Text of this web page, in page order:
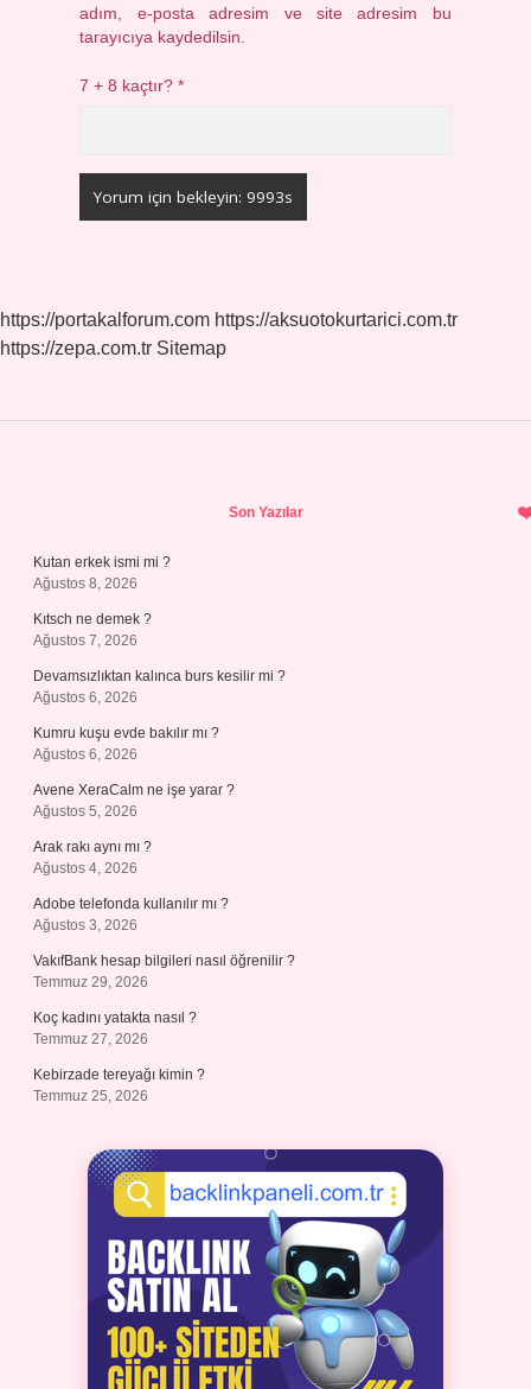
adım, e-posta adresim ve site adresim bu
tarayıcıya kaydedilsin.
7 + 8 kaçtır?*
https://portakalforum.com https://aksuotokurtarici.com.tr
https://zepa.com.tr Sitemap
Son Yazılar
Kutan erkek ismi mi ?
Ağustos 8, 2026
Kıtsch ne demek ?
Ağustos 7, 2026
Devamsızlıktan kalınca burs kesilir mi ?
Ağustos 6, 2026
Kumru kuşu evde bakılır mı ?
Ağustos 6, 2026
Avene XeraCalm ne işe yarar ?
Ağustos 5, 2026
Arak rakı aynı mı ?
Ağustos 4, 2026
Adobe telefonda kullanılır mı ?
Ağustos 3, 2026
VakıfBank hesap bilgileri nasıl öğrenilir ?
Temmuz 29, 2026
Koç kadını yatakta nasıl ?
Temmuz 27, 2026
Kebirzade tereyağı kimin ?
Temmuz 25, 2026